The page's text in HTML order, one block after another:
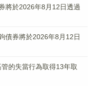
將於2026年8月12日透過
債券將於2026年8月12日
的失當行為取得13年取